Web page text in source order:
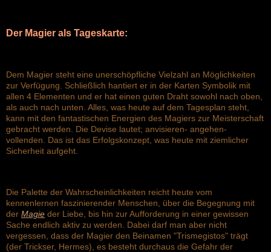
Der Magier als Tageskarte:
Dem Magier steht eine unerschöpfliche Vielzahl an Möglichkeiten
zur Verfügung. Schließlich hantiert er in der Karten Symbolik mit
allen 4 Elementen und er hat einen guten Draht sowohl nach oben,
als auch nach unten. Alles, was heute auf dem Tagesplan steht,
kann mit den fantastischen Energien des Magiers zur Meisterschaft
gebracht werden. Die Devise lautet; anvisieren- angehen-
vollenden. Das ist das Erfolgskonzept, was heute mit ziemlicher
Sicherheit aufgeht.
Die Palette der Wahrscheinlichkeiten reicht heute vom
kennenlernen faszinierender Menschen, über die Begegnung mit
der Magie der Liebe, bis hin zur Aufforderung in einer gewissen
Sache endlich aktiv zu werden. Dabei darf man aber nicht
vergessen, dass der Magier den Beinamen "Trismegistos" trägt
(der Trickser, Hermes), es besteht durchaus die Gefahr der